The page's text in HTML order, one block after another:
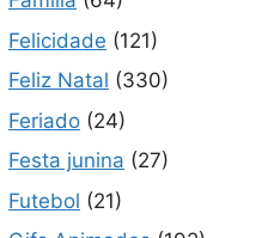
Felicidade (121)
Feliz Natal (330)
Feriado (24)
Festa junina (27)
Futebol (21)